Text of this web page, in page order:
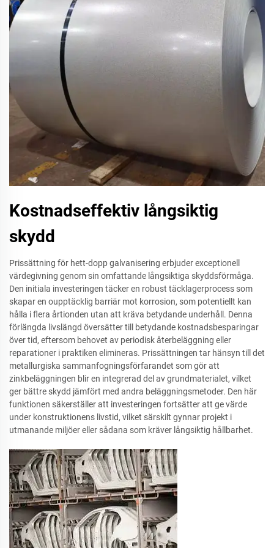
Kostnadseffektiv långsiktig
skydd
Prissättning för hett-dopp galvanisering erbjuder exceptionell
värdegivning genom sin omfattande långsiktiga skyddsförmåga.
Den initiala investeringen täcker en robust täcklagerprocess som
skapar en oupptäcklig barriär mot korrosion, som potentiellt kan
hålla i flera årtionden utan att kräva betydande underhåll. Denna
förlängda livslängd översätter till betydande kostnadsbesparingar
över tid, eftersom behovet av periodisk återbeläggning eller
reparationer i praktiken elimineras. Prissättningen tar hänsyn till det
metallurgiska sammanfogningsförfarandet som gör att
zinkbeläggningen blir en integrerad del av grundmaterialet, vilket
ger bättre skydd jämfört med andra beläggningsmetoder. Den här
funktionen säkerställer att investeringen fortsätter att ge värde
under konstruktionens livstid, vilket särskilt gynnar projekt i
utmanande miljöer eller sådana som kräver långsiktig hållbarhet.